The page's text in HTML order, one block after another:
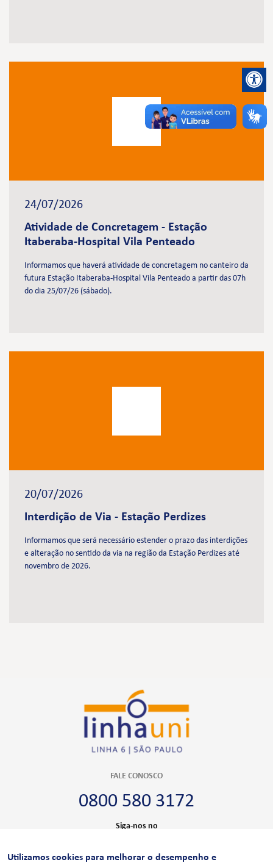
24/07/2026
Atividade de Concretagem - Estação
Itaberaba-Hospital Vila Penteado
Informamos que haverá atividade de concretagem no canteiro da
futura Estação Itaberaba-Hospital Vila Penteado a partir das 07h
do dia 25/07/26 (sábado).
20/07/2026
Interdição de Via - Estação Perdizes
Informamos que será necessário estender o prazo das interdições
e alteração no sentido da via na região da Estação Perdizes até
novembro de 2026.
FALE CONOSCO
0800 580 3172
Siga-nos no
Utilizamos cookies para melhorar o desempenho e